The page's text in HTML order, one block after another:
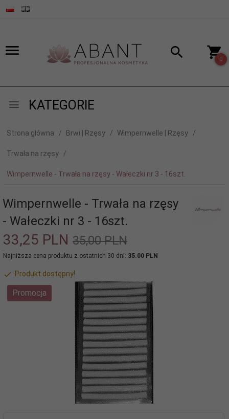
0
KATEGORIE
Strona główna Brwi | Rzęsy Wimpernwelle | Rzęsy
Trwała na rzęsy
Wimpernwelle - Trwała na rzęsy - Wałeczki nr 3 - 16szt.
Wimpernwelle - Trwała na rzęsy
- Wałeczki nr 3 - 16szt.
33,25 PLN 35,00 PLN
Najniższa cena produktu z ostatnich 30 dni: 35.00 PLN
Produkt dostępny!
Promocja